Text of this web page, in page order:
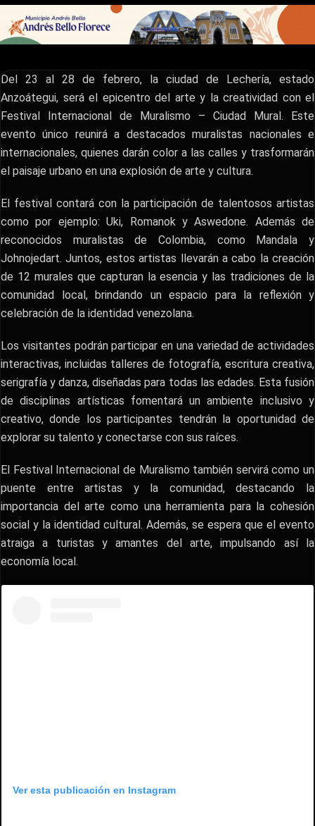
Del 23 al 28 de febrero, la ciudad de Lechería, estado
Anzoátegui, será el epicentro del arte y la creatividad con el
Festival Internacional de Muralismo – Ciudad Mural. Este
evento único reunirá a destacados muralistas nacionales e
internacionales, quienes darán color a las calles y trasformarán
el paisaje urbano en una explosión de arte y cultura.
El festival contará con la participación de talentosos artistas
como por ejemplo: Uki, Romanok y Aswedone. Además de
reconocidos muralistas de Colombia, como Mandala y
Johnojedart. Juntos, estos artistas llevarán a cabo la creación
de 12 murales que capturan la esencia y las tradiciones de la
comunidad local, brindando un espacio para la reflexión y
celebración de la identidad venezolana.
Los visitantes podrán participar en una variedad de actividades
interactivas, incluidas talleres de fotografía, escritura creativa,
serigrafía y danza, diseñadas para todas las edades. Esta fusión
de disciplinas artísticas fomentará un ambiente inclusivo y
creativo, donde los participantes tendrán la oportunidad de
explorar su talento y conectarse con sus raíces.
El Festival Internacional de Muralismo también servirá como un
puente entre artistas y la comunidad, destacando la
importancia del arte como una herramienta para la cohesión
social y la identidad cultural. Además, se espera que el evento
atraiga a turistas y amantes del arte, impulsando así la
economía local.
Ver esta publicación en Instagram